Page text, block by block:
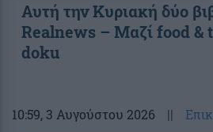
Αυτή την Κυριακή δύο
Realnews – Μαζί food &
doku
10:59, 3 Αυγούστου 2026 ||